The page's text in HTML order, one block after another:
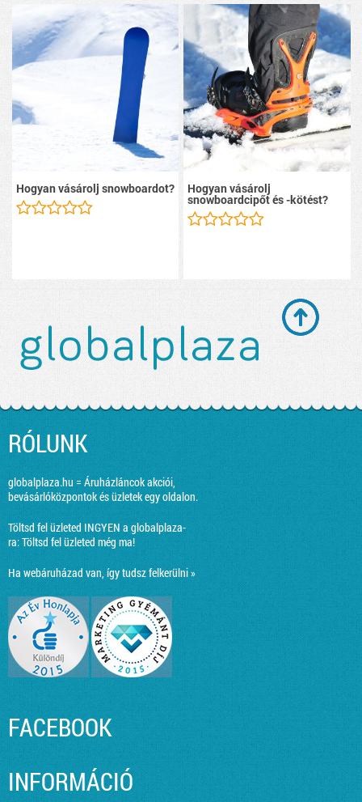
Hogyan vásárolj snowboardot? Hogyan vásárolj
snowboardcipőt és -kötést?
RÓLUNK
globalplaza.hu = Áruházláncok akciói,
bevásárlóközpontok és üzletek egy oldalon.
Töltsd fel üzleted INGYEN a globalplaza-
ra:Töltsd fel üzleted még ma!
Ha webáruházad van, így tudsz felkerülni »
FACEBOOK
INFORMÁCIÓ